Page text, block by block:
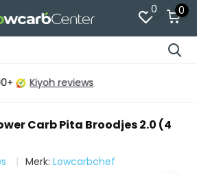
0 0
besteld, vandaag verzonden*
Carb Pita Broodjes 2.0 (4
Merk:Lowcarbchef